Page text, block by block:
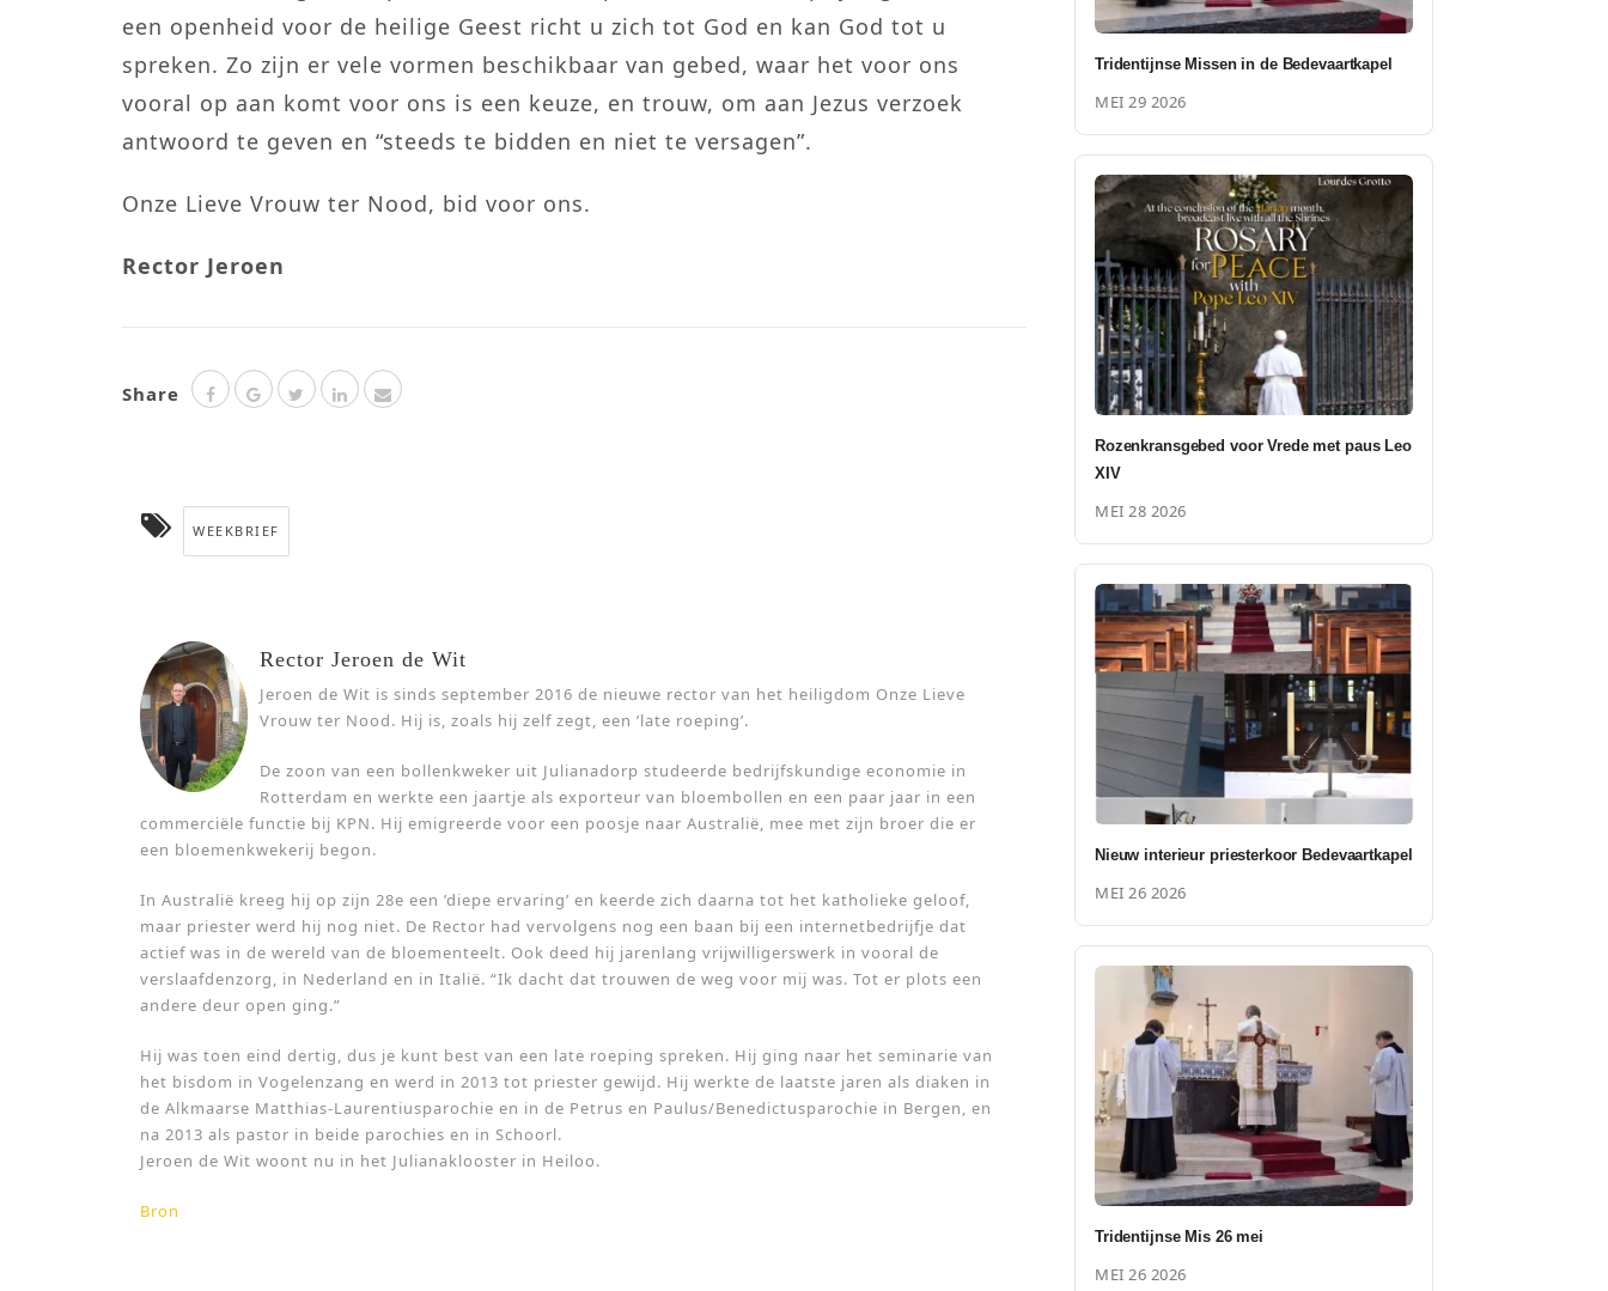
een openheid voor de heilige Geest richt u zich tot God en kan God tot u
spreken. Zo zijn er vele vormen beschikbaar van gebed, waar het voor ons
vooral op aan komt voor ons is een keuze, en trouw, om aan Jezus verzoek
antwoord te geven en “steeds te bidden en niet te versagen”.
Onze Lieve Vrouw ter Nood, bid voor ons.
Rector Jeroen
Share
WEEKBRIEF
Rector Jeroen de Wit
Jeroen de Wit is sinds september 2016 de nieuwe rector van het heiligdom Onze Lieve
Vrouw ter Nood. Hij is, zoals hij zelf zegt, een ’late roeping’.
De zoon van een bollenkweker uit Julianadorp studeerde bedrijfskundige economie in
Rotterdam en werkte een jaartje als exporteur van bloembollen en een paar jaar in een
commerciële functie bij KPN. Hij emigreerde voor een poosje naar Australië, mee met zijn broer die er
een bloemenkwekerij begon.
In Australië kreeg hij op zijn 28e een ’diepe ervaring’ en keerde zich daarna tot het katholieke geloof,
maar priester werd hij nog niet. De Rector had vervolgens nog een baan bij een internetbedrijfje dat
actief was in de wereld van de bloementeelt. Ook deed hij jarenlang vrijwilligerswerk in vooral de
verslaafdenzorg, in Nederland en in Italië. “Ik dacht dat trouwen de weg voor mij was. Tot er plots een
andere deur open ging.”
Hij was toen eind dertig, dus je kunt best van een late roeping spreken. Hij ging naar het seminarie van
het bisdom in Vogelenzang en werd in 2013 tot priester gewijd. Hij werkte de laatste jaren als diaken in
de Alkmaarse Matthias-Laurentiusparochie en in de Petrus en Paulus/Benedictusparochie in Bergen, en
na 2013 als pastor in beide parochies en in Schoorl.
Jeroen de Wit woont nu in het Julianaklooster in Heiloo.
Bron
Tridentijnse Missen in de Bedevaartkapel
MEI 29 2026
Rozenkransgebed voor Vrede met paus Leo
XIV
MEI 28 2026
Nieuw interieur priesterkoor Bedevaartkapel
MEI 26 2026
Tridentijnse Mis 26 mei
MEI 26 2026